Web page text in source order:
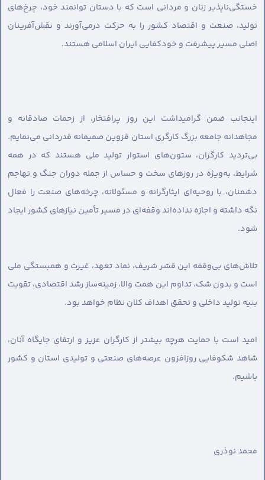
خستگی‌ناپذیر زنان و مردانی است که با دستان توانمند خود، چرخ‌های
تولید، صنعت و اقتصاد کشور را به حرکت درمی‌آورند و نقش‌آفرینان
اصلی مسیر پیشرفت و خودکفایی ایران اسلامی هستند.
اینجانب ضمن گرامیداشت این روز پرافتخار، از زحمات صادقانه و
مجاهدانه جامعه بزرگ کارگری استان قزوین صمیمانه قدردانی می‌نمایم.
بی‌تردید کارگران، ستون‌های استوار تولید ملی هستند که در همه
شرایط، به‌ویژه در روزهای سخت و حساس از جمله دوران جنگ و تهاجم
دشمنان، با روحیه‌ای ایثارگرانه و مسئولانه، چرخه‌های صنعت را فعال
نگه داشته و اجازه نداده‌اند وقفه‌ای در مسیر تأمین نیازهای کشور ایجاد
شود.
تلاش‌های بی‌وقفه این قشر شریف، نماد تعهد، غیرت و همبستگی ملی
است و بدون شک، تداوم این همت والا، زمینه‌ساز رشد اقتصادی، تقویت
بنیه تولید داخلی و تحقق اهداف کلان نظام خواهد بود.
امید است با حمایت هرچه بیشتر از کارگران عزیز و ارتقای جایگاه آنان،
شاهد شکوفایی روزافزون عرصه‌های صنعتی و تولیدی استان و کشور
باشیم.
محمد نوذری